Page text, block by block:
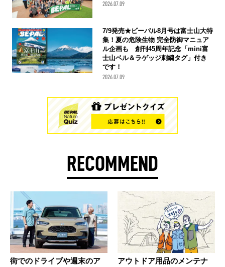
2026.07.09
7/9発売★ビーパル8月号は富士山大特
集！夏の危険生物 完全防御マニュア
ル企画も 創刊45周年記念「mini富
士山ベル＆ラゲッジ刺繍タグ」付き
です！
2026.07.09
RECOMMEND
街でのドライブや週末のア
アウトドア用品のメンテナ